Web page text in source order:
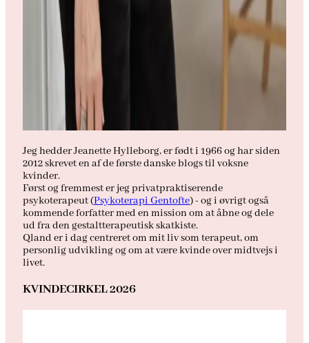
Jeg hedder Jeanette Hylleborg, er født i 1966 og har siden
2012 skrevet en af de første danske blogs til voksne
kvinder.
Først og fremmest er jeg privatpraktiserende
psykoterapeut (Psykoterapi Gentofte) - og i øvrigt også
kommende forfatter med en mission om at åbne og dele
ud fra den gestaltterapeutisk skatkiste.
Qland er i dag centreret om mit liv som terapeut, om
personlig udvikling og om at være kvinde over midtvejs i
livet.
KVINDECIRKEL 2026